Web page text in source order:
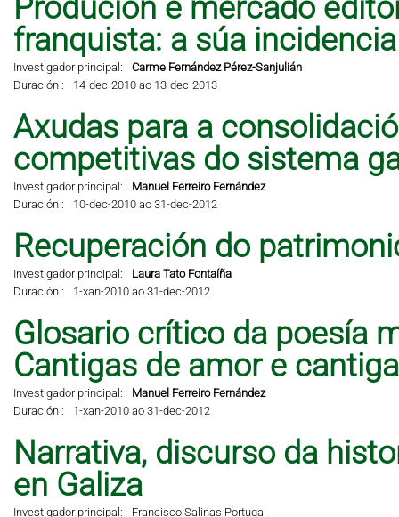
Produción e mercado
franquista: a súa
Investigador principal:
Carme Fernández Pérez-Sanjulián
Duración :
14-dec-2010 ao 13-dec-2013
Axudas para a
competitivas do sistema
Investigador principal:
Manuel Ferreiro Fernández
Duración :
10-dec-2010 ao 31-dec-2012
Recuperación do
Investigador principal:
Laura Tato Fontaíña
Duración :
1-xan-2010 ao 31-dec-2012
Glosario crítico da poesía
Cantigas de amor e
Investigador principal:
Manuel Ferreiro Fernández
Duración :
1-xan-2010 ao 31-dec-2012
Narrativa, discurso da
en Galiza
Investigador principal:
Francisco Salinas Portugal